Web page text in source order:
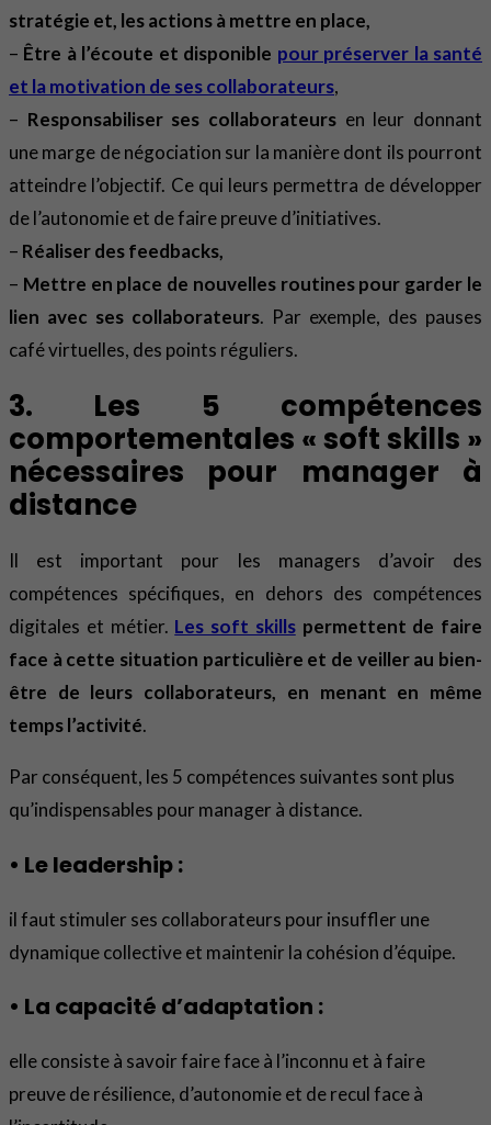
stratégie et, les actions à mettre en place,
– Être à l’écoute et disponible pour préserver la santé
et la motivation de ses collaborateurs,
– Responsabiliser ses collaborateurs en leur donnant
une marge de négociation sur la manière dont ils pourront
atteindre l’objectif. Ce qui leurs permettra de développer
de l’autonomie et de faire preuve d’initiatives.
– Réaliser des feedbacks,
– Mettre en place de nouvelles routines pour garder le
lien avec ses collaborateurs. Par exemple, des pauses
café virtuelles, des points réguliers.
3. Les 5 compétences
comportementales « soft skills »
nécessaires pour manager à
distance
Il est important pour les managers d’avoir des
compétences spécifiques, en dehors des compétences
digitales et métier. Les soft skillspermettent de faire
face à cette situation particulière et de veiller au bien-
être de leurs collaborateurs, en menant en même
temps l’activité.
Par conséquent, les 5 compétences suivantes sont plus
qu’indispensables pour manager à distance.
• Le leadership :
il faut stimuler ses collaborateurs pour insuffler une
dynamique collective et maintenir la cohésion d’équipe.
• La capacité d’adaptation :
elle consiste à savoir faire face à l’inconnu et à faire
preuve de résilience, d’autonomie et de recul face à